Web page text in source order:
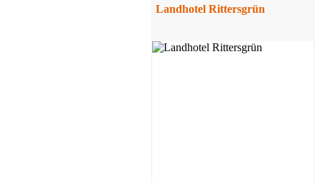
Landhotel Rittersgrün